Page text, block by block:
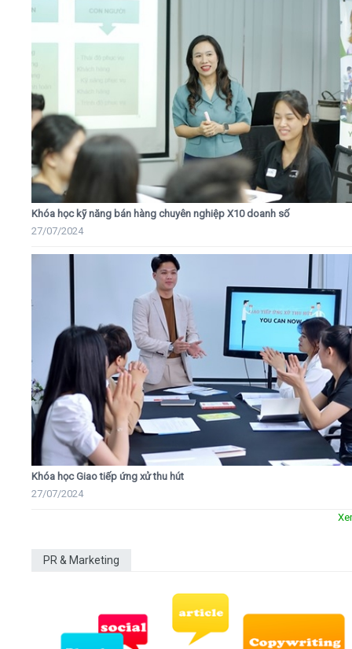
Khóa học kỹ năng bán hàng chuyên nghiệp X10 doanh số
27/07/2024
Khóa học Giao tiếp ứng xử thu hút
27/07/2024
PR & Marketing